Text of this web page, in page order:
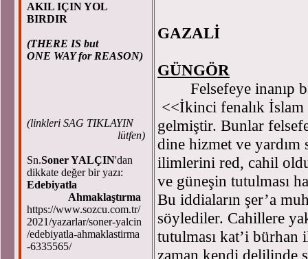
AKIL IÇIN YOL
BIRDIR
(THERE IS but
ONE WAY for REASON)
(linkleri SAG TIKLAYIN
lütfen)
Sn.Soner YALÇIN'dan
dikkate değer bir yazı:
Edebiyatla
Ahmaklaştırma
https://www.sozcu.com.tr/
2021/yazarlar/soner-yalcin
/edebiyatla-ahmaklastirma
-6335565/
GAZALİ
GÜNGÖR
Felsefeye inanıp
<<İkinci fenalık
gelmiştir. Bunlar
dine hizmet ve yardım
ilimlerini red, cahil
ve güneşin tutulması
Bu iddiaların şer’a
söylediler. Cahillere
tutulması kat’i bürhan
zaman kendi delilinde